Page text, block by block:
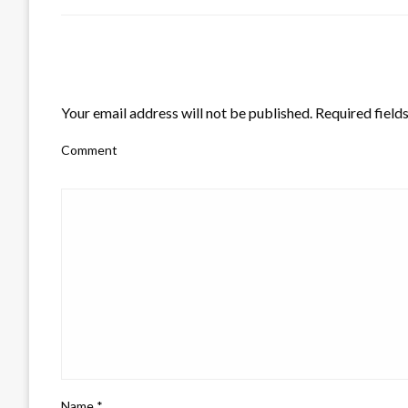
Your email address will not be published. Required
Comment